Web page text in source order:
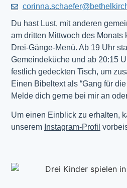
Du hast Lust, mit anderen
am dritten Mittwoch des Monats
Drei-Gänge-Menü. Ab 19 Uhr
Gemeindeküche und ab 20:15
festlich gedeckten Tisch, um
Einen Bibeltext als “Gang für
Melde dich gerne bei mir an
Um einen Einblick zu erhalten,
unserem Instagram-Profil